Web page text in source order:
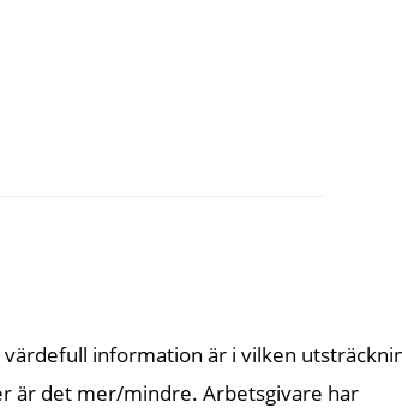
värdefull information är i vilken
är det mer/mindre. Arbetsgivare har